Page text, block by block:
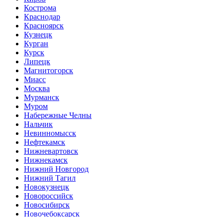
Кострома
Краснодар
Красноярск
Кузнецк
Курган
Курск
Липецк
Магнитогорск
Миасс
Москва
Мурманск
Муром
Набережные Челны
Нальчик
Невинномысск
Нефтекамск
Нижневартовск
Нижнекамск
Нижний Новгород
Нижний Тагил
Новокузнецк
Новороссийск
Новосибирск
Новочебоксарск